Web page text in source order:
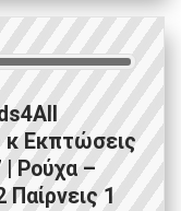
Εκπτώσεις
| Ρούχα –
Παίρνεις 1